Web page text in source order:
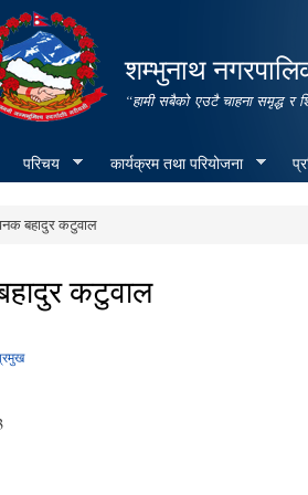
शम्भुनाथ
“हामी सबैको एउटै चाहना समृद्ध र
परिचय कार्यक्रम तथा परियोजना
बहादुर कटुवाल
कटुवाल